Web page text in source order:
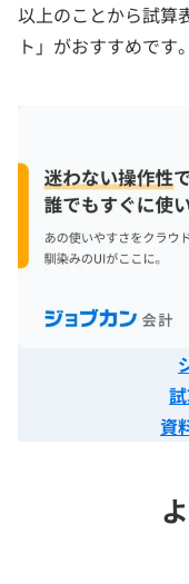
以上のことから試算
ト」がおすすめです。
資